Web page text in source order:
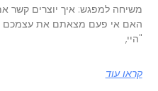
משיחה למפגש: איך יוצרים קשר
האם אי פעם מצאתם את עצמכם
"היי,
קראו עוד